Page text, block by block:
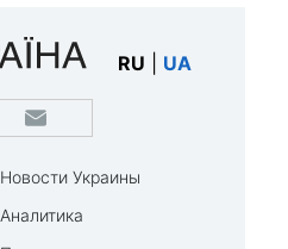
RU UA
Новости Украины
Аналитика